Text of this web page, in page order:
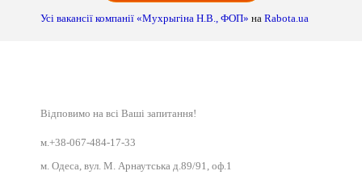
Усі вакансії компанії «Мухрыгіна Н.В., ФОП» наRabota.ua
Відповимо на всі Ваші запитання!
м.+38-067-484-17-33
м. Одеса, вул. М. Арнаутська д.89/91, оф.1